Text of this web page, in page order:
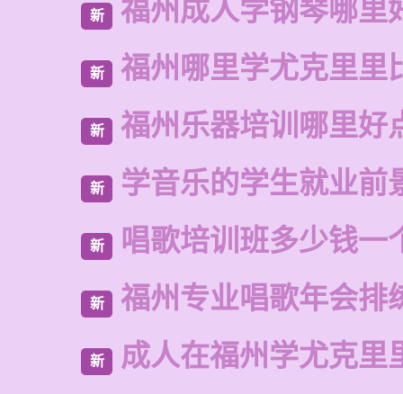
新 福州成人学钢琴哪里
新 福州哪里学尤克里里
新 福州乐器培训哪里好
新 学音乐的学生就业前
新 唱歌培训班多少钱一
新 福州专业唱歌年会排
新 成人在福州学尤克里